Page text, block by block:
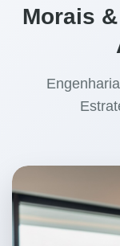
Morais